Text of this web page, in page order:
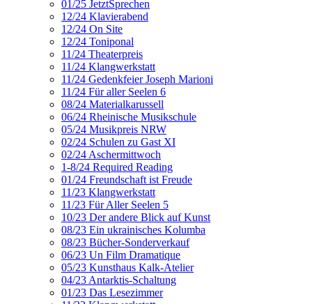
01/25 JetztSprechen
12/24 Klavierabend
12/24 On Site
12/24 Toniponal
11/24 Theaterpreis
11/24 Klangwerkstatt
11/24 Gedenkfeier Joseph Marioni
11/24 Für aller Seelen 6
08/24 Materialkarussell
06/24 Rheinische Musikschule
05/24 Musikpreis NRW
02/24 Schulen zu Gast XI
02/24 Aschermittwoch
1-8/24 Required Reading
01/24 Freundschaft ist Freude
11/23 Klangwerkstatt
11/23 Für Aller Seelen 5
10/23 Der andere Blick auf Kunst
08/23 Ein ukrainisches Kolumba
08/23 Bücher-Sonderverkauf
06/23 Un Film Dramatique
05/23 Kunsthaus Kalk-Atelier
04/23 Antarktis-Schaltung
01/23 Das Lesezimmer